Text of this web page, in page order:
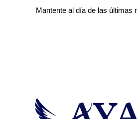
Mantente al día de las últimas